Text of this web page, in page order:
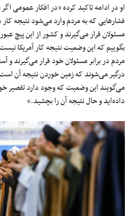
او در ادامه تاکید کرده «در افکار عمومی
فشارهایی که به مردم وارد می‌شود نتیجه
مسئولان قرار می‌گیرند و کشور از این پیچ
بگوییم که این وضعیت نتیجه کار آمریکا
مردم در برابر مسئولان خود قرار می‌گیرند و
درگیر می‌شوند که زمین خوردن نتیجه آن
می‌گویند این وضعیت که وجود دارد تقصیر
داده‌اید و حال نتیجه آن را بچشید.»